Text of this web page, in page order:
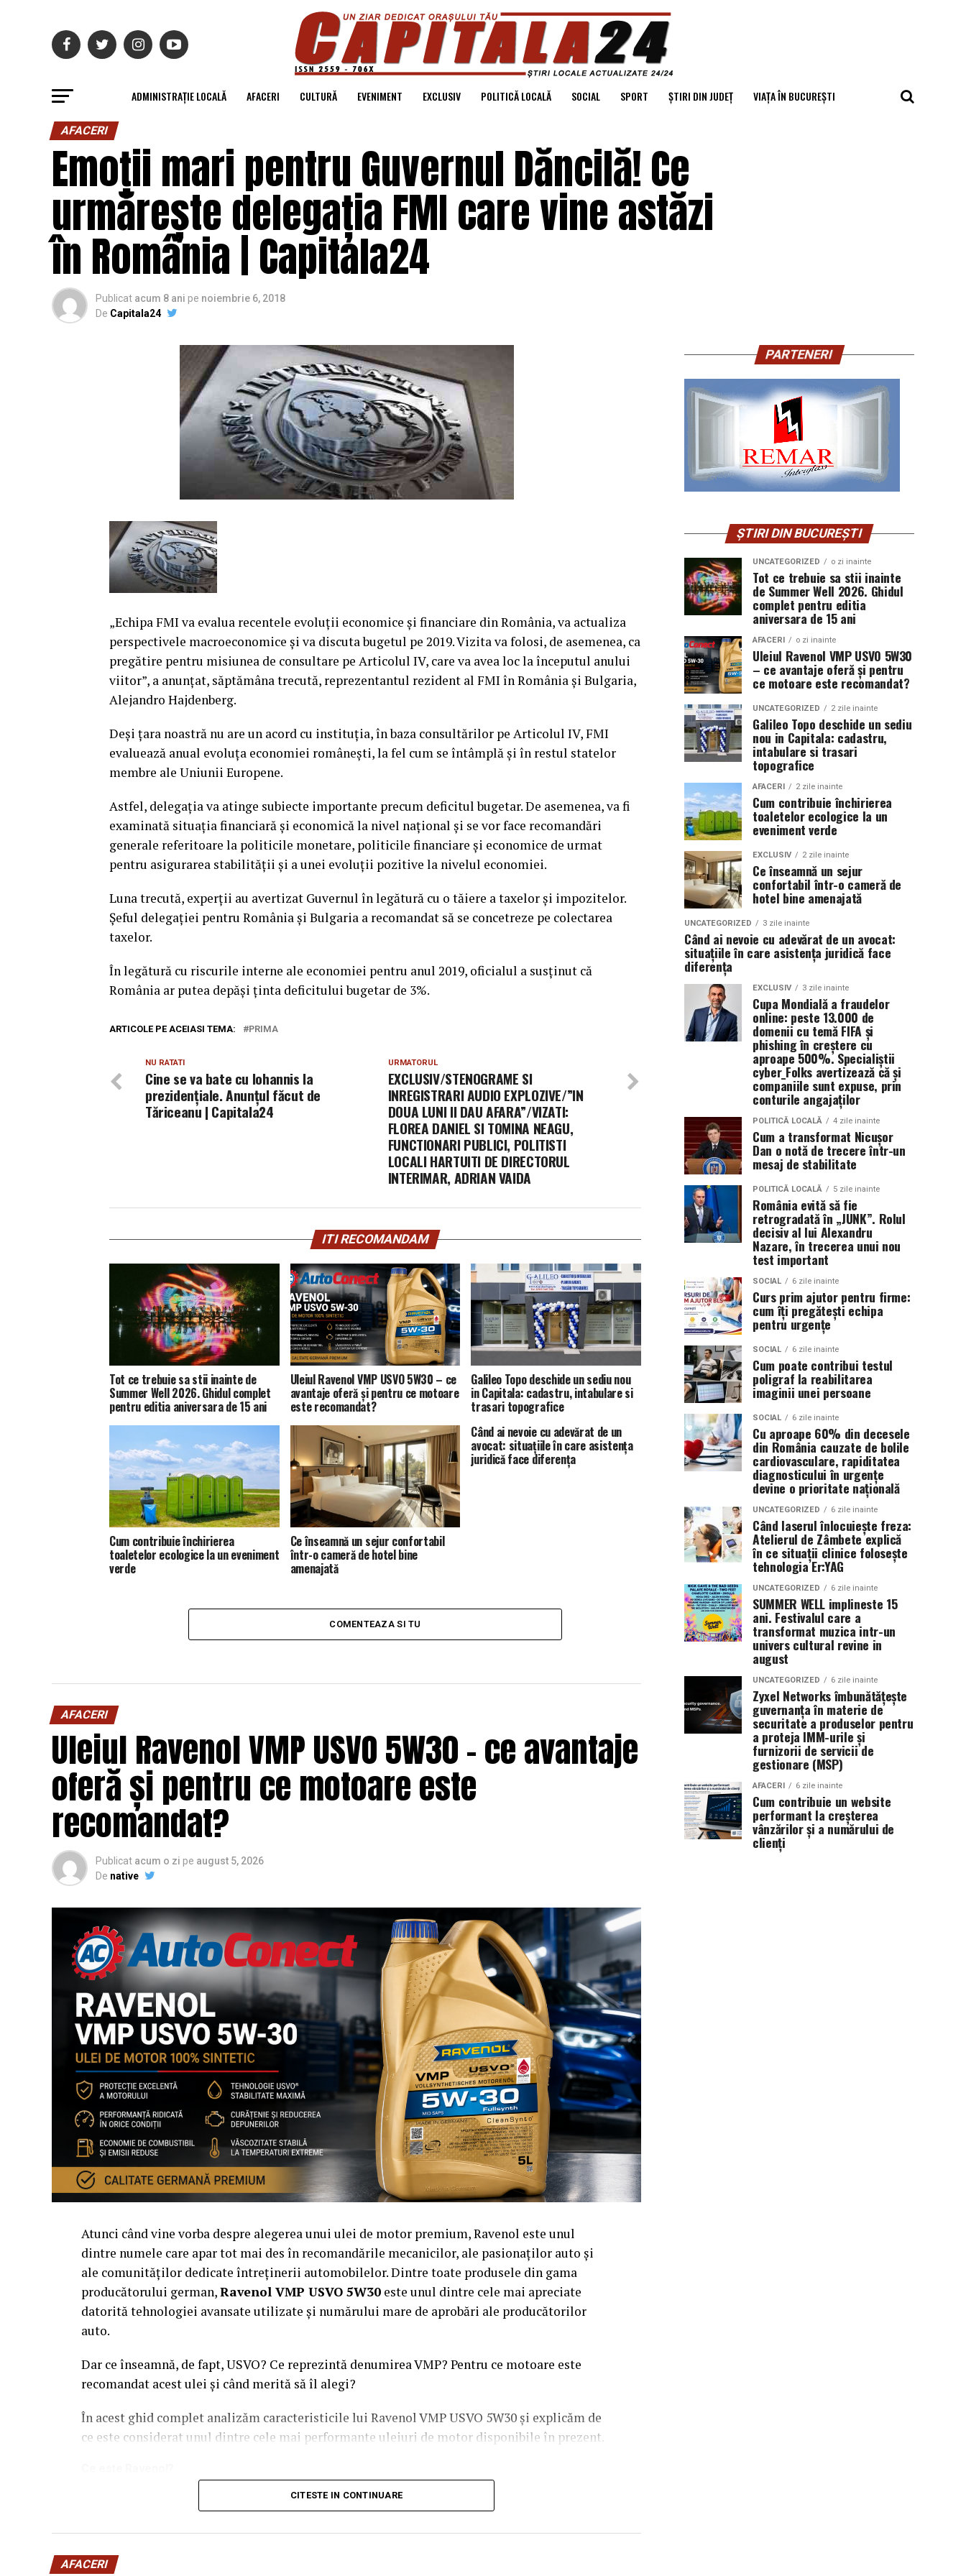
ADMINISTRAȚIE LOCALĂ AFACERI CULTURĂ EVENIMENT EXCLUSIV POLITICĂ LOCALĂ SOCIAL SPORT ȘTIRI DIN JUDEȚ VIAȚA ÎN BUCUREȘTI
AFACERI
Emoții mari pentru Guvernul Dăncilă! Ce
urmărește delegația FMI care vine astăzi
în România | Capitala24
Publicat acum 8 ani pe noiembrie 6, 2018
De Capitala24
„Echipa FMI va evalua recentele evoluţii economice şi financiare din România, va actualiza
perspectivele macroeconomice şi va discuta bugetul pe 2019. Vizita va folosi, de asemenea, ca
pregătire pentru misiunea de consultare pe Articolul IV, care va avea loc la începutul anului
viitor”, a anunţat, săptămâna trecută, reprezentantul rezident al FMI în România şi Bulgaria,
Alejandro Hajdenberg.
Deşi ţara noastră nu are un acord cu instituţia, în baza consultărilor pe Articolul IV, FMI
evaluează anual evoluţa economiei româneşti, la fel cum se întâmplă şi în restul statelor
membre ale Uniunii Europene.
Astfel, delegaţia va atinge subiecte importante precum deficitul bugetar. De asemenea, va fi
examinată situaţia financiară şi economică la nivel naţional şi se vor face recomandări
generale referitoare la politicile monetare, politicile financiare şi economice de urmat
pentru asigurarea stabilităţii şi a unei evoluţii pozitive la nivelul economiei.
Luna trecută, experţii au avertizat Guvernul în legătură cu o tăiere a taxelor şi impozitelor.
Șeful delegaţiei pentru România şi Bulgaria a recomandat să se concetreze pe colectarea
taxelor.
În legătură cu riscurile interne ale economiei pentru anul 2019, oficialul a susţinut că
România ar putea depăşi ţinta deficitului bugetar de 3%.
ARTICOLE PE ACEIASI TEMA: PRIMA
URMATORUL
EXCLUSIV/STENOGRAME SI
INREGISTRARI AUDIO EXPLOZIVE/”IN
DOUA LUNI II DAU AFARA”/VIZATI:
FLOREA DANIEL SI TOMINA NEAGU,
FUNCTIONARI PUBLICI, POLITISTI
LOCALI HARTUITI DE DIRECTORUL
INTERIMAR, ADRIAN VAIDA
NU RATATI
Cine se va bate cu Iohannis la
prezidențiale. Anunțul făcut de
Tăriceanu | Capitala24
ITI RECOMANDAM
Tot ce trebuie sa stii inainte de
Summer Well 2026. Ghidul complet
pentru editia aniversara de 15 ani
Uleiul Ravenol VMP USVO 5W30 – ce
avantaje oferă și pentru ce motoare
este recomandat?
Galileo Topo deschide un sediu nou
in Capitala: cadastru, intabulare si
trasari topografice
Cum contribuie închirierea
toaletelor ecologice la un eveniment
verde
Ce înseamnă un sejur confortabil
într-o cameră de hotel bine
amenajată
Când ai nevoie cu adevărat de un
avocat: situațiile în care asistența
juridică face diferența
COMENTEAZA SI TU
AFACERI
Uleiul Ravenol VMP USVO 5W30 – ce avantaje
oferă și pentru ce motoare este
recomandat?
Publicat acum o zi pe august 5, 2026
De native
Atunci când vine vorba despre alegerea unui ulei de motor premium, Ravenol este unul
dintre numele care apar tot mai des în recomandările mecanicilor, ale pasionaților auto și
ale comunităților dedicate întreținerii automobilelor. Dintre toate produsele din gama
producătorului german,Ravenol VMP USVO 5W30 este unul dintre cele mai apreciate
datorită tehnologiei avansate utilizate și numărului mare de aprobări ale producătorilor
auto.
Dar ce înseamnă, de fapt, USVO? Ce reprezintă denumirea VMP? Pentru ce motoare este
recomandat acest ulei și când merită să îl alegi?
În acest ghid complet analizăm caracteristicile lui Ravenol VMP USVO 5W30 și explicăm de
ce este considerat unul dintre cele mai performante uleiuri de motor disponibile în prezent.
Ravenol este un producător german de lubrifianți fondat în anul 1946 și recunoscut la nivel
internațional pentru dezvoltarea deuleiuri de motor premium.
atât în folosirea de zi cu zi, cât și în motorsport.
CITESTE IN CONTINUARE
AFACERI
PARTENERI
ȘTIRI DIN BUCUREȘTI
UNCATEGORIZED o zi inainte
Tot ce trebuie sa stii inainte
de Summer Well 2026. Ghidul
complet pentru editia
aniversara de 15 ani
AFACERI o zi inainte
Uleiul Ravenol VMP USVO 5W30
– ce avantaje oferă și pentru
ce motoare este recomandat?
UNCATEGORIZED 2 zile inainte
Galileo Topo deschide un sediu
nou in Capitala: cadastru,
intabulare si trasari
topografice
AFACERI 2 zile inainte
Cum contribuie închirierea
toaletelor ecologice la un
eveniment verde
EXCLUSIV 2 zile inainte
Ce înseamnă un sejur
confortabil într-o cameră de
hotel bine amenajată
UNCATEGORIZED 3 zile inainte
Când ai nevoie cu adevărat de un avocat:
situațiile în care asistența juridică face
diferența
EXCLUSIV 3 zile inainte
Cupa Mondială a fraudelor
online: peste 13.000 de
domenii cu temă FIFA și
phishing în creștere cu
aproape 500%. Specialiștii
cyber_Folks avertizează că și
companiile sunt expuse, prin
conturile angajaților
POLITICĂ LOCALĂ 4 zile inainte
Cum a transformat Nicușor
Dan o notă de trecere într-un
mesaj de stabilitate
POLITICĂ LOCALĂ 5 zile inainte
România evită să fie
retrogradată în „JUNK”. Rolul
decisiv al lui Alexandru
Nazare, în trecerea unui nou
test important
SOCIAL 6 zile inainte
Curs prim ajutor pentru firme:
cum îți pregătești echipa
pentru urgențe
SOCIAL 6 zile inainte
Cum poate contribui testul
poligraf la reabilitarea
imaginii unei persoane
SOCIAL 6 zile inainte
Cu aproape 60% din decesele
din România cauzate de bolile
cardiovasculare, rapiditatea
diagnosticului în urgențe
devine o prioritate națională
UNCATEGORIZED 6 zile inainte
Când laserul înlocuiește freza:
Atelierul de Zâmbete explică
în ce situații clinice folosește
tehnologia Er:YAG
UNCATEGORIZED 6 zile inainte
SUMMER WELL implineste 15
ani. Festivalul care a
transformat muzica intr-un
univers cultural revine in
august
UNCATEGORIZED 6 zile inainte
Zyxel Networks îmbunătățește
guvernanța în materie de
securitate a produselor pentru
a proteja IMM-urile și
furnizorii de servicii de
gestionare (MSP)
AFACERI 6 zile inainte
Cum contribuie un website
performant la creșterea
vânzărilor și a numărului de
clienți